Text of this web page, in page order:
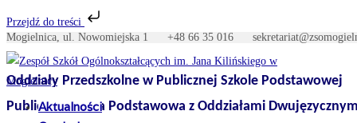
Przejdź do treści
Skip
to
content
Mogielnica, ul. Nowomiejska 1 +48 66 35 016
Oddziały Przedszkolne w Publicznej Szkole Podstawowej
Publiczna Szkoła Podstawowa z Oddziałami
Aktualności